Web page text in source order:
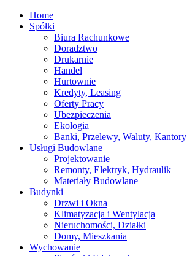
Home
Spółki
Biura Rachunkowe
Doradztwo
Drukarnie
Handel
Hurtownie
Kredyty, Leasing
Oferty Pracy
Ubezpieczenia
Ekologia
Banki, Przelewy, Waluty, Kantory
Usługi Budowlane
Projektowanie
Remonty, Elektryk, Hydraulik
Materiały Budowlane
Budynki
Drzwi i Okna
Klimatyzacja i Wentylacja
Nieruchomości, Działki
Domy, Mieszkania
Wychowanie